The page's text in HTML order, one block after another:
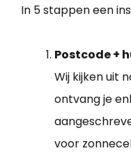
In 5 stappen een
Postcode +
Wij kijken uit
ontvang je
voor